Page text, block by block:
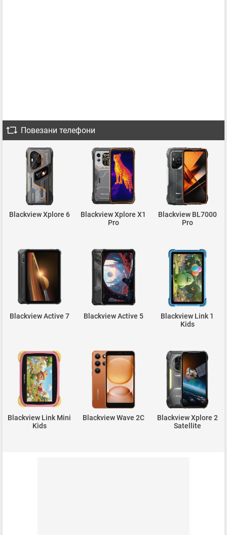
Повезани телефони
Blackview Xplore 6
Blackview Xplore X1
Pro
Blackview BL7000
Pro
Blackview Active 7 Blackview Active 5
Blackview Link 1
Kids
Blackview Link Mini
Kids
Blackview Wave 2C
Blackview Xplore 2
Satellite